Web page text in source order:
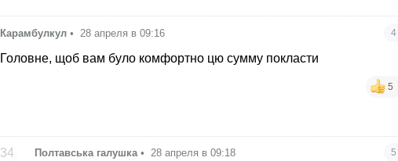
Карамбулкул • 28 апреля в 09:16 4
Головне, щоб вам було комфортно цю сумму покласти
5
Полтавська галушка • 28 апреля в 09:18 5